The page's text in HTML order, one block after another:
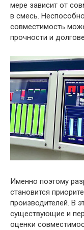
мере зависит от
в смесь.
совместимость
прочности и
Именно поэтому
становится
производителей. В
существующие и
оценки